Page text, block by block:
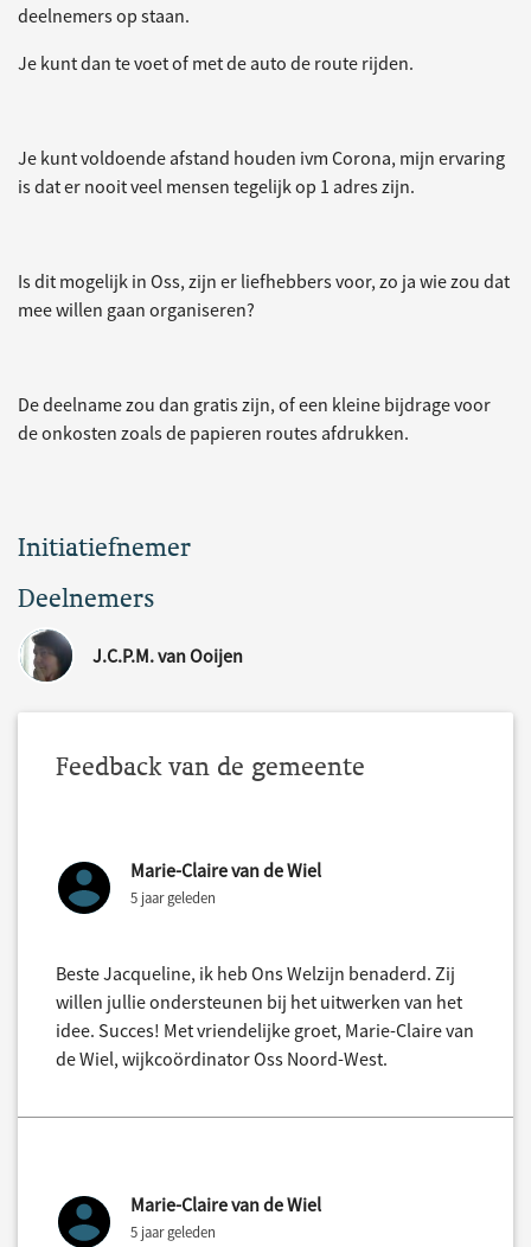
deelnemers op staan.
Je kunt dan te voet of met de auto de route rijden.
Je kunt voldoende afstand houden ivm Corona, mijn ervaring
is dat er nooit veel mensen tegelijk op 1 adres zijn.
Is dit mogelijk in Oss, zijn er liefhebbers voor, zo ja wie zou dat
mee willen gaan organiseren?
De deelname zou dan gratis zijn, of een kleine bijdrage voor
de onkosten zoals de papieren routes afdrukken.
Initiatiefnemer
Deelnemers
J.C.P.M. van Ooijen
Feedback van de gemeente
Marie-Claire van de Wiel
5 jaar geleden
Beste Jacqueline, ik heb Ons Welzijn benaderd. Zij
willen jullie ondersteunen bij het uitwerken van het
idee. Succes! Met vriendelijke groet, Marie-Claire van
de Wiel, wijkcoördinator Oss Noord-West.
Marie-Claire van de Wiel
5 jaar geleden